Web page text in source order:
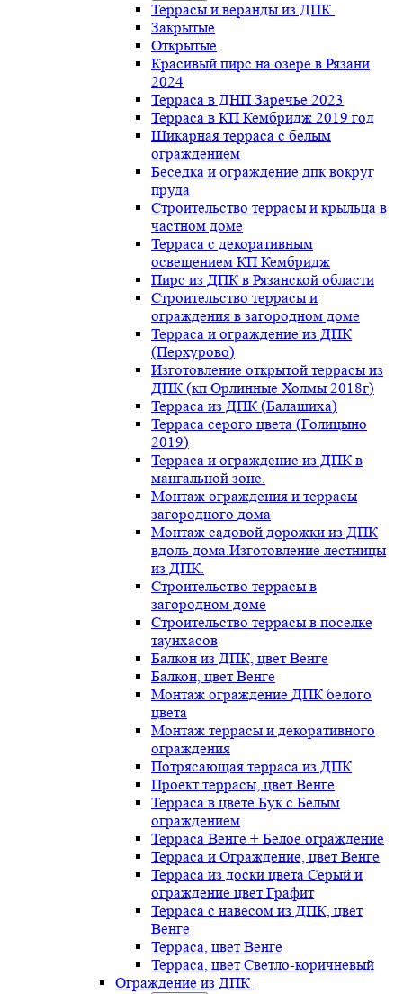
Террасы и веранды из ДПК
Закрытые
Открытые
Красивый пирс на озере в Рязани
2024
Терраса в ДНП Заречье 2023
Терраса в КП Кембридж 2019 год
Шикарная терраса с белым
ограждением
Беседка и ограждение дпк вокруг
пруда
Строительство террасы и крыльца в
частном доме
Терраса с декоративным
освещением КП Кембридж
Пирс из ДПК в Рязанской области
Строительство террасы и
ограждения в загородном доме
Терраса и ограждение из ДПК
(Перхурово)
Изготовление открытой террасы из
ДПК (кп Орлинные Холмы 2018г)
Терраса из ДПК (Балашиха)
Терраса серого цвета (Голицыно
2019)
Терраса и ограждение из ДПК в
мангальной зоне.
Монтаж ограждения и террасы
загородного дома
Монтаж садовой дорожки из ДПК
вдоль дома.Изготовление лестницы
из ДПК.
Строительство террасы в
загородном доме
Строительство террасы в поселке
таунхасов
Балкон из ДПК, цвет Венге
Балкон, цвет Венге
Монтаж ограждение ДПК белого
цвета
Монтаж террасы и декоративного
ограждения
Потрясающая терраса из ДПК
Проект террасы, цвет Венге
Терраса в цвете Бук с Белым
ограждением
Терраса Венге + Белое ограждение
Терраса и Ограждение, цвет Венге
Терраса из доски цвета Серый и
ограждение цвет Графит
Терраса с навесом из ДПК, цвет
Венге
Терраса, цвет Венге
Терраса, цвет Светло-коричневый
Ограждение из ДПК